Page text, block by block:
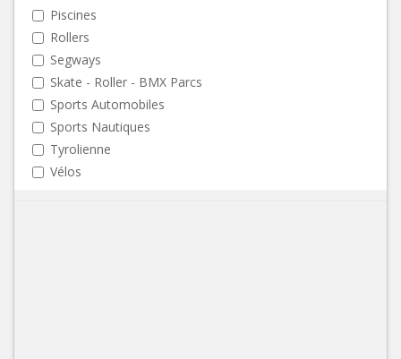
Piscines
Rollers
Segways
Skate - Roller - BMX Parcs
Sports Automobiles
Sports Nautiques
Tyrolienne
Vélos